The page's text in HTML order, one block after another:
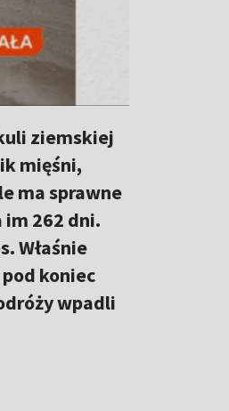
ziemskiej
mięśni,
ma sprawne
im 262 dni.
Właśnie
koniec
wpadli